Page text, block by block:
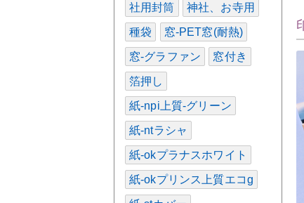
社用封筒 神社、お寺用
種袋 窓-PET窓(耐熱)
窓-グラファン 窓付き
箔押し
紙-npi上質-グリーン
紙-ntラシャ
紙-okプラナスホワイト
紙-okプリンス上質エコg